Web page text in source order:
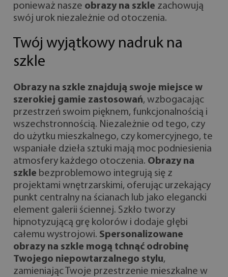
ponieważ nasze obrazy na szkle zachowują
swój urok niezależnie od otoczenia.
Twój wyjątkowy nadruk na
szkle
Obrazy na szkle znajdują swoje miejsce w
szerokiej gamie zastosowań, wzbogacając
przestrzeń swoim pięknem, funkcjonalnością i
wszechstronnością. Niezależnie od tego, czy
do użytku mieszkalnego, czy komercyjnego, te
wspaniałe dzieła sztuki mają moc podniesienia
atmosfery każdego otoczenia. Obrazy na
szkle bezproblemowo integrują się z
projektami wnętrzarskimi, oferując urzekający
punkt centralny na ścianach lub jako elegancki
element galerii ściennej. Szkło tworzy
hipnotyzującą grę kolorów i dodaje głębi
całemu wystrojowi. Spersonalizowane
obrazy na szkle mogą tchnąć odrobinę
Twojego niepowtarzalnego stylu,
zamieniając Twoje przestrzenie mieszkalne w